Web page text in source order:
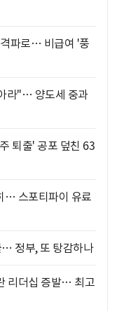
파로… 비급여 '풍
라"… 양도세 중과
퇴출' 공포 덮친 63
… 스포티파이 유료
… 정부, 또 탕감하나
리더십 증발… 최고